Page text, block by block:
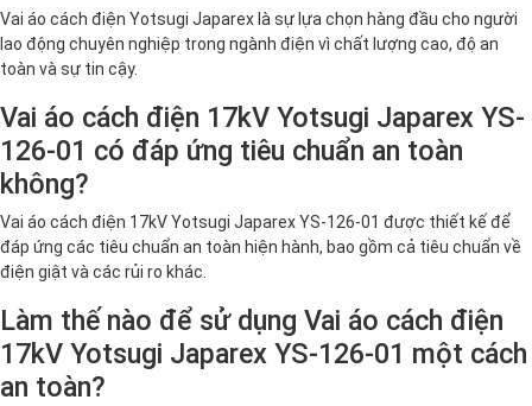
Vai áo cách điện Yotsugi Japarex là sự lựa chọn hàng đầu cho người
lao động chuyên nghiệp trong ngành điện vì chất lượng cao, độ an
toàn và sự tin cậy.
Vai áo cách điện 17kV Yotsugi Japarex YS-
126-01 có đáp ứng tiêu chuẩn an toàn
không?
Vai áo cách điện 17kV Yotsugi Japarex YS-126-01 được thiết kế để
đáp ứng các tiêu chuẩn an toàn hiện hành, bao gồm cả tiêu chuẩn về
điện giật và các rủi ro khác.
Làm thế nào để sử dụng Vai áo cách điện
17kV Yotsugi Japarex YS-126-01 một cách
an toàn?